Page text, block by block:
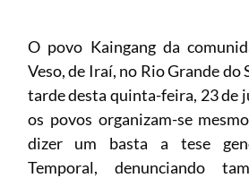
O povo Kaingang da
Veso, de Iraí, no Rio Grande do
tarde desta quinta-feira, 23 de
os povos organizam-se
dizer um basta a tese
Temporal, denunciando